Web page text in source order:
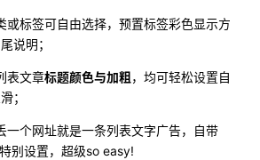
或标签可自由选择，预置标签彩色显示方
说明；
表文章标题颜色与加粗 ，均可轻松设置自
；
一个网址就是一条列表文字广告，自带
别设置，超级so easy!